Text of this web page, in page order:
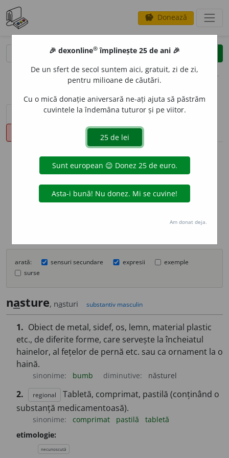
savings Donează
clear
opțiuni
sinteza definițiilor (1) definiții (26)
declinări
info
Aceste definiții sunt compilate de
echipa dexonline. Definițiile
originale se află pe filadefiniții.
Puteți reordona filele pe pagina de
arată: sensuri secundare expresii
exemple
surse
nasture, nasturi substantiv masculin
1. Obiect de metal, sidef, os, lemn, material plastic
etc., de diferite forme, care servește la încheiatul
hainelor, al fețelor de pernă etc. sau ca ornament la o
haină.
sinonime: bumb diminutive: năsturel
2. regional
Tabletă, comprimat, pastilă (conținând o
substanță medicamentoasă).
sinonime: comprimat pastilă
tabletă
etimologie:
necunoscută
🎉 dexonline® împlinește 25 de ani 🎉
De un sfert de secol suntem aici, gratuit, zi de zi,
pentru milioane de căutări.
Cu o mică donație aniversară ne-ați ajuta să păstrăm
cuvintele la îndemâna tuturor și pe viitor.
Am donat deja.